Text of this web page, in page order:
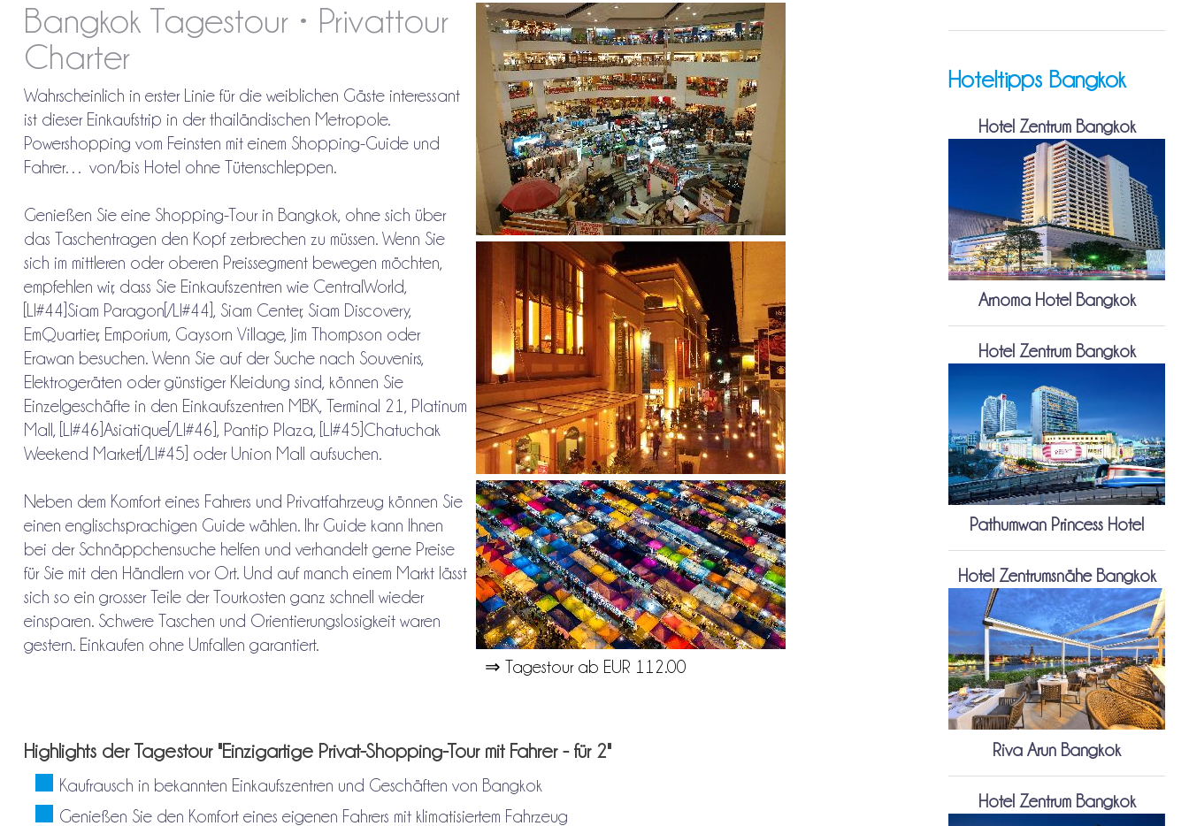
⇒ Tagestour ab EUR 112.00
Bangkok Tagestour • Privattour
Charter
Wahrscheinlich in erster Linie für die weiblichen Gäste interessant
ist dieser Einkaufstrip in der thailändischen Metropole.
Powershopping vom Feinsten mit einem Shopping-Guide und
Fahrer… von/bis Hotel ohne Tütenschleppen.
Genießen Sie eine Shopping-Tour in Bangkok, ohne sich über
das Taschentragen den Kopf zerbrechen zu müssen. Wenn Sie
sich im mittleren oder oberen Preissegment bewegen möchten,
empfehlen wir, dass Sie Einkaufszentren wie CentralWorld,
[LI#44]Siam Paragon[/LI#44], Siam Center, Siam Discovery,
EmQuartier, Emporium, Gaysorn Village, Jim Thompson oder
Erawan besuchen. Wenn Sie auf der Suche nach Souvenirs,
Elektrogeräten oder günstiger Kleidung sind, können Sie
Einzelgeschäfte in den Einkaufszentren MBK, Terminal 21, Platinum
Mall, [LI#46]Asiatique[/LI#46], Pantip Plaza, [LI#45]Chatuchak
Weekend Market[/LI#45] oder Union Mall aufsuchen.
Neben dem Komfort eines Fahrers und Privatfahrzeug können Sie
einen englischsprachigen Guide wählen. Ihr Guide kann Ihnen
bei der Schnäppchensuche helfen und verhandelt gerne Preise
für Sie mit den Händlern vor Ort. Und auf manch einem Markt lässt
sich so ein grosser Teile der Tourkosten ganz schnell wieder
einsparen. Schwere Taschen und Orientierungslosigkeit waren
gestern. Einkaufen ohne Umfallen garantiert.
Highlights der Tagestour "Einzigartige Privat-Shopping-Tour mit Fahrer - für 2"
Kaufrausch in bekannten Einkaufszentren und Geschäften von Bangkok
Genießen Sie den Komfort eines eigenen Fahrers mit klimatisiertem Fahrzeug
Hoteltipps Bangkok
Hotel Zentrum Bangkok
Arnoma Hotel Bangkok
Hotel Zentrum Bangkok
Pathumwan Princess Hotel
Hotel Zentrumsnähe Bangkok
Riva Arun Bangkok
Hotel Zentrum Bangkok